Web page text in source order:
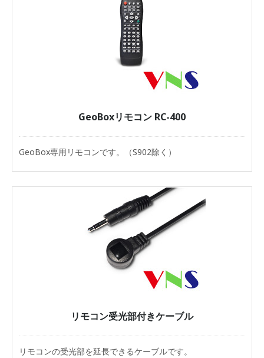
GeoBoxリモコン RC-400
GeoBox専用リモコンです。（S902除く）
リモコン受光部付きケーブル
リモコンの受光部を延長できるケーブルです。